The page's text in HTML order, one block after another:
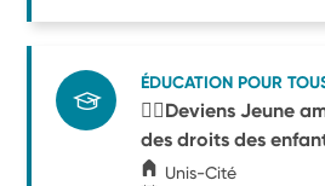
ÉDUCATION POUR
🧑‍⚖️Deviens Jeune
des droits des
Unis-Cité